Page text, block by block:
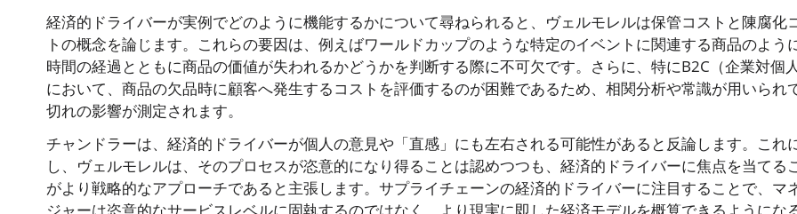
経済的ドライバーが実例でどのように機能するかについて尋ねられると、ヴェルモレルは保管コストと陳腐化
トの概念を論じます。これらの要因は、例えばワールドカップのような特定のイベントに関連する商品のように
時間の経過とともに商品の価値が失われるかどうかを判断する際に不可欠です。さらに、特にB2C（企業対個人
において、商品の欠品時に顧客へ発生するコストを評価するのが困難であるため、相関分析や常識が用いられ
切れの影響が測定されます。
チャンドラーは、経済的ドライバーが個人の意見や「直感」にも左右される可能性があると反論します。これ
し、ヴェルモレルは、そのプロセスが恣意的になり得ることは認めつつも、経済的ドライバーに焦点を当てる
がより戦略的なアプローチであると主張します。サプライチェーンの経済的ドライバーに注目することで、マ
ジャーは恣意的なサービスレベルに固執するのではなく、より現実に即した経済モデルを概算できるようにな